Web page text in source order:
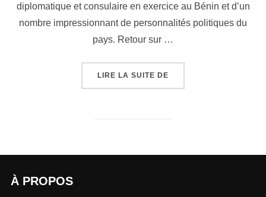
diplomatique et consulaire en exercice au Bénin et d’un
nombre impressionnant de personnalités politiques du
pays. Retour sur …
LIRE LA SUITE DE
À PROPOS